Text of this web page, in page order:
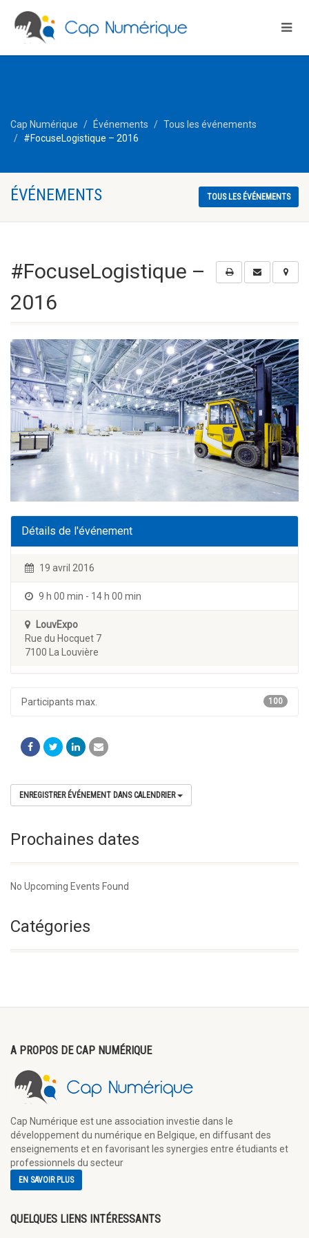
Cap Numérique Événements
Tous les événements
#FocuseLogistique – 2016
ÉVÉNEMENTS TOUS LES ÉVÉNEMENTS
#FocuseLogistique –
2016
Détails de l'événement
19 avril 2016
9 h 00 min - 14 h 00 min
LouvExpo
Rue du Hocquet 7
7100 La Louvière
100
Participants max.
ENREGISTRER ÉVÉNEMENT DANS CALENDRIER
Prochaines dates
No Upcoming Events Found
Catégories
A PROPOS DE CAP NUMÉRIQUE
Cap Numérique est une association investie dans le
développement du numérique en Belgique, en diffusant des
enseignements et en favorisant les synergies entre étudiants et
professionnels du secteur
EN SAVOIR PLUS
QUELQUES LIENS INTÉRESSANTS